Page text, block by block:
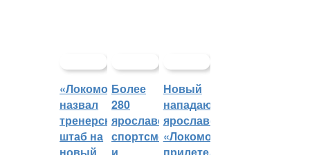
«Локомотив»
назвал
тренерский
штаб на
Более
280
ярославских
спортсменов
Новый
нападающий
ярославского
«Локомотива»